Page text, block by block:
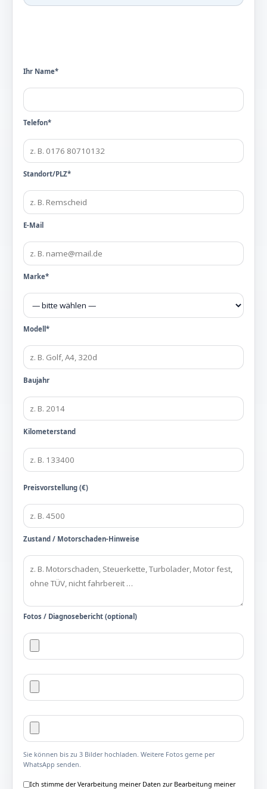
Ihr Name*
Telefon*
Standort/PLZ*
E-Mail
Marke*
Modell*
Baujahr
Kilometerstand
Preisvorstellung (€)
Zustand / Motorschaden-Hinweise
Fotos / Diagnosebericht (optional)
Sie können bis zu 3 Bilder hochladen. Weitere Fotos gerne per
WhatsApp senden.
Ich stimme der Verarbeitung meiner Daten zur Bearbeitung meiner